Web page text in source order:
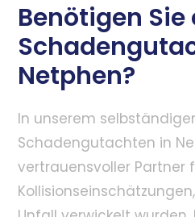
Benötigen Sie
Netphen?
In unserem
Schadengutachten in
vertrauensvoller Partner